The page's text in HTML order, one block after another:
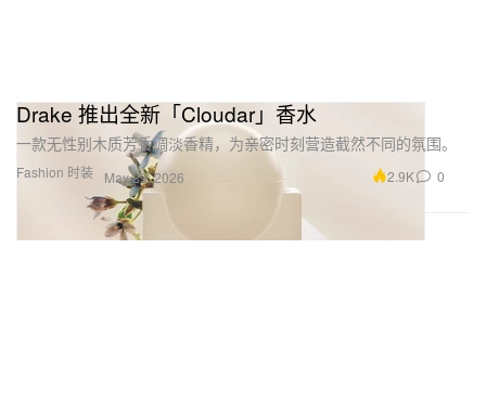
Fashion 时装
Drake 推出全新「Cloudar」香水
一款无性别木质芳香调淡香精，为亲密时刻营造截然不同的氛围。
May 29, 2026 2.9K 0